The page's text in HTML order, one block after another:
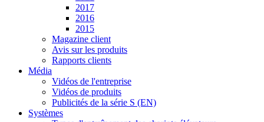
2017
2016
2015
Magazine client
Avis sur les produits
Rapports clients
Média
Vidéos de l'entreprise
Vidéos de produits
Publicités de la série S (EN)
Systèmes